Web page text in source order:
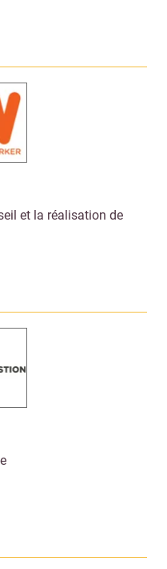
et la réalisation de